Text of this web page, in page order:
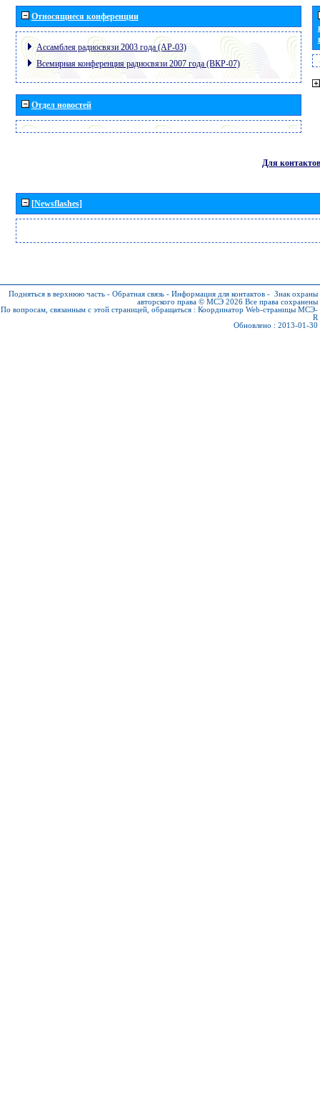
Относящиеся конференции
Ассамблея радиосвязи 2003 года (АР-03)
Всемирная конференция радиосвязи 2007 года (ВКР-07)
Отдел новостей
Для контактов
[Newsflashes]
Подняться в верхнюю часть - Обратная связь - Информация для контактов - Знак охраны
авторского права © МСЭ 2026 Все права сохранены
По вопросам, связанным с этой страницей, обращаться : Координатор Web-страницы МСЭ-
R
Обновлено : 2013-01-30